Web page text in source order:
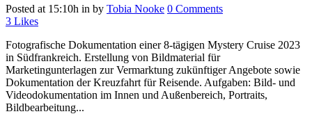
Posted at 15:10h in by Tobia Nooke 0 Comments
3 Likes
Fotografische Dokumentation einer 8-tägigen Mystery Cruise 2023
in Südfrankreich. Erstellung von Bildmaterial für
Marketingunterlagen zur Vermarktung zukünftiger Angebote sowie
Dokumentation der Kreuzfahrt für Reisende. Aufgaben: Bild- und
Videodokumentation im Innen und Außenbereich, Portraits,
Bildbearbeitung...